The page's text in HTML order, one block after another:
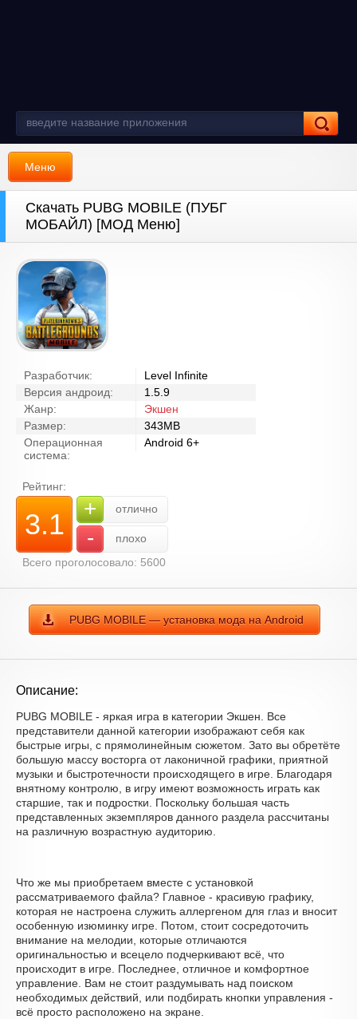
Меню
Скачать PUBG MOBILE (ПУБГ
МОБАЙЛ) [МОД Меню]
Разработчик:
Level Infinite
Версия андроид:
1.5.9
Жанр:
Экшен
Размер:
343MB
Операционная
система:
Android 6+
Рейтинг:
3.1 + отлично
-
плохо
Всего проголосовало: 5600
PUBG MOBILE — установка мода на Android
Описание:
PUBG MOBILE - яркая игра в категории Экшен. Все
представители данной категории изображают себя как
быстрые игры, с прямолинейным сюжетом. Зато вы обретёте
большую массу восторга от лаконичной графики, приятной
музыки и быстротечности происходящего в игре. Благодаря
внятному контролю, в игру имеют возможность играть как
старшие, так и подростки. Поскольку большая часть
представленных экземпляров данного раздела рассчитаны
на различную возрастную аудиторию.
Что же мы приобретаем вместе с установкой
рассматриваемого файла? Главное - красивую графику,
которая не настроена служить аллергеном для глаз и вносит
особенную изюминку игре. Потом, стоит сосредоточить
внимание на мелодии, которые отличаются
оригинальностью и всецело подчеркивают всё, что
происходит в игре. Последнее, отличное и комфортное
управление. Вам не стоит раздумывать над поиском
необходимых действий, или подбирать кнопки управления -
всё просто расположено на экране.